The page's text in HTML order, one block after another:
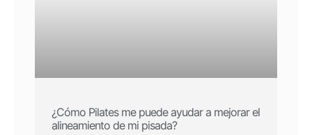
¿Cómo Pilates me puede ayudar a mejorar el
alineamiento de mi pisada?